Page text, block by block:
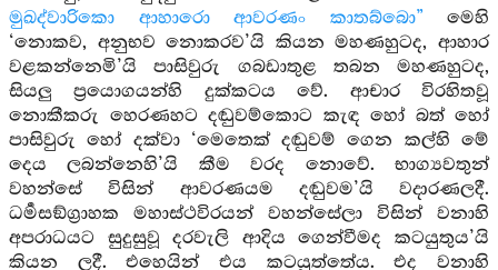
මුඛද්වාරිකො ආහාරො ආවරණං කාතබ්බො” මෙහි
‘නොකව, අනුභව නොකරව’යි කියන මහණහුටද, ආහාර
වළකන්නෙමි’යි පාසිවුරු ගබඩාතුළ තබන මහණහුටද,
සියලු ප්‍රයොගයන්හි දුක්කටය වේ. ආචාර විරහිතවූ
නොකීකරු හෙරණහට දඬුවම්කොට කැඳ හෝ බත් හෝ
පාසිවුරු හෝ දක්වා ‘මෙතෙක් දඬුවම් ගෙන කල්හි මේ
දෙය ලබන්නෙහි’යි කීම වරද නොවේ. භාග්‍යවතුන්
වහන්සේ විසින් ආවරණයම දඬුවම’යි වදාරණලදී.
ධර්‍මසඞ්ග්‍රාහක මහාස්ථවිරයන් වහන්සේලා විසින් වනාහි
අපරාධයට සුදුසුවූ දරවැලි ආදිය ගෙන්වීමද කටයුතුය’යි
කියන ලදී. එහෙයින් එය කටයුත්තේය. එද වනාහි